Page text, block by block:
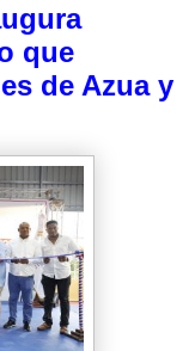
que
de Azua y